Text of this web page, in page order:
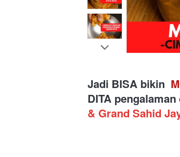
Jadi BISA bikin
DITA pengalaman
& Grand Sahid